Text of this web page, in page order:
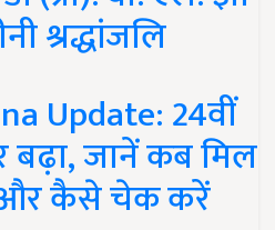
श्रद्धांजलि
Update: 24वीं
बढ़ा, जानें कब मिल
और कैसे चेक करें